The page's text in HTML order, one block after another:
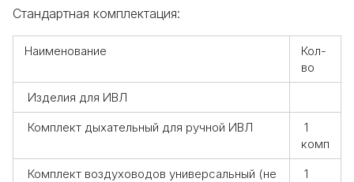
Стандартная комплектация:
Наименование
Кол-
во
Изделия для ИВЛ
Комплект дыхательный для ручной ИВЛ
1
комп
Комплект воздуховодов универсальный (не
1